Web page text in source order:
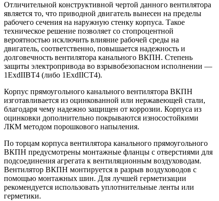
Отличительной конструктивной чертой данного вентилятора
является то, что приводной двигатель вынесен на пределы
рабочего сечения на наружную стенку корпуса. Такое
техническое решение позволяет со стопроцентной
вероятностью исключить влияние рабочей среды на
двигатель, соответственно, повышается надежность и
долговечность вентилятора канального ВКПН. Степень
защиты электропривода во взрывобезопасном исполнении —
1ExdIIBT4 (либо 1ExdIICT4).
Корпус прямоугольного канального вентилятора ВКПН
изготавливается из оцинкованной или нержавеющей стали,
благодаря чему надежно защищен от коррозии. Корпуса из
оцинковки дополнительно покрываются износостойкими
ЛКМ методом порошкового напыления.
По торцам корпуса вентилятора канального прямоугольного
ВКПН предусмотрены монтажные фланцы с отверстиями для
подсоединения агрегата к вентиляционным воздуховодам.
Вентилятор ВКПН монтируется в разрыв воздуховодов с
помощью монтажных шин. Для лучшей герметизации
рекомендуется использовать уплотнительные ленты или
герметики.